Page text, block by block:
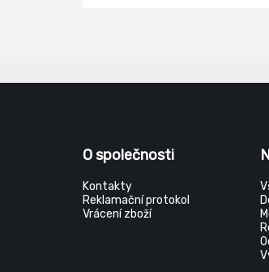
O společnosti
Kontakty
Reklamační protokol
Vrácení zboží